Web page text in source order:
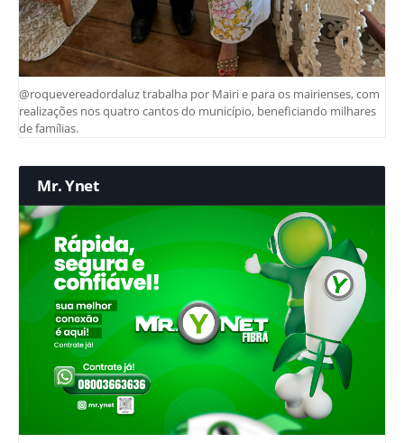
@roquevereadordaluz trabalha por Mairi e para os mairienses, com
realizações nos quatro cantos do município, beneficiando milhares
de famílias.
Mr. Ynet